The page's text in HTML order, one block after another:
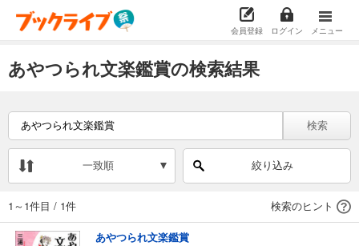
会員登録 ログイン メニュー
あやつられ文楽鑑賞の検索結果
検索
一致順 絞り込み
1～1件目 / 1件 検索のヒント
あやつられ文楽鑑賞